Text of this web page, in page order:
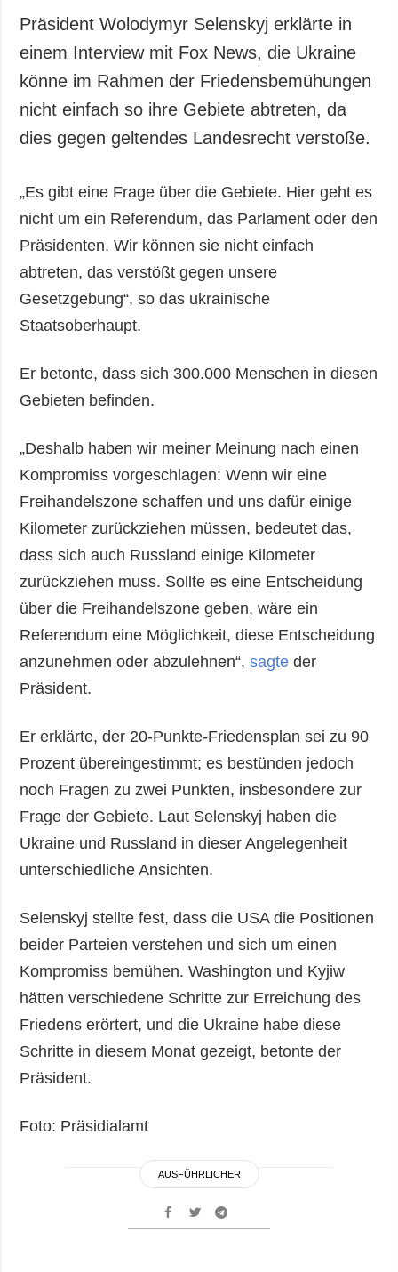
Präsident Wolodymyr Selenskyj erklärte in
einem Interview mit Fox News, die Ukraine
könne im Rahmen der Friedensbemühungen
nicht einfach so ihre Gebiete abtreten, da
dies gegen geltendes Landesrecht verstoße.
„Es gibt eine Frage über die Gebiete. Hier geht es
nicht um ein Referendum, das Parlament oder den
Präsidenten. Wir können sie nicht einfach
abtreten, das verstößt gegen unsere
Gesetzgebung“, so das ukrainische
Staatsoberhaupt.
Er betonte, dass sich 300.000 Menschen in diesen
Gebieten befinden.
„Deshalb haben wir meiner Meinung nach einen
Kompromiss vorgeschlagen: Wenn wir eine
Freihandelszone schaffen und uns dafür einige
Kilometer zurückziehen müssen, bedeutet das,
dass sich auch Russland einige Kilometer
zurückziehen muss. Sollte es eine Entscheidung
über die Freihandelszone geben, wäre ein
Referendum eine Möglichkeit, diese Entscheidung
anzunehmen oder abzulehnen“,sagte der
Präsident.
Er erklärte, der 20-Punkte-Friedensplan sei zu 90
Prozent übereingestimmt; es bestünden jedoch
noch Fragen zu zwei Punkten, insbesondere zur
Frage der Gebiete. Laut Selenskyj haben die
Ukraine und Russland in dieser Angelegenheit
unterschiedliche Ansichten.
Selenskyj stellte fest, dass die USA die Positionen
beider Parteien verstehen und sich um einen
Kompromiss bemühen. Washington und Kyjiw
hätten verschiedene Schritte zur Erreichung des
Friedens erörtert, und die Ukraine habe diese
Schritte in diesem Monat gezeigt, betonte der
Präsident.
Foto: Präsidialamt
AUSFÜHRLICHER